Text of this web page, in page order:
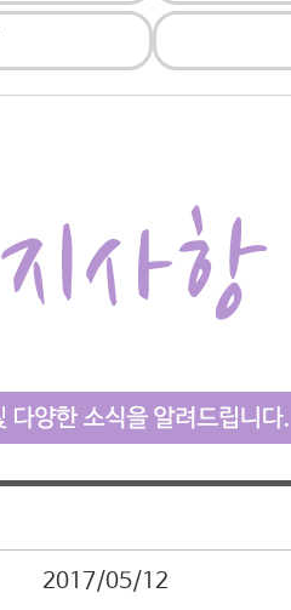
2017/05/12